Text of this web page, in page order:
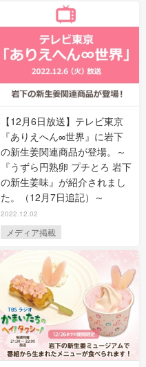
【12月6日放送】テレビ東京
『ありえへん∞世界』に岩下
の新生姜関連商品が登場。～
『うずら円熟卵 プチとろ 岩下
の新生姜味』が紹介されまし
た。（12月7日追記）～
2022.12.02
メディア掲載